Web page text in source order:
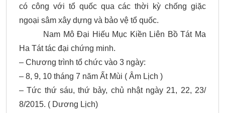
có công với tổ quốc qua các thời kỳ chống giặc
ngoại sâm xây dựng và bảo vệ tổ quốc.
Nam Mô Đại Hiếu Mục Kiền Liên Bồ Tát Ma
Ha Tát tác đại chứng minh.
– Chương trình tổ chức vào 3 ngày:
– 8, 9, 10 tháng 7 năm Ất Mùi ( Âm Lịch )
– Tức thứ sáu, thứ bảy, chủ nhật ngày 21, 22, 23/
8/2015. ( Dương Lịch)